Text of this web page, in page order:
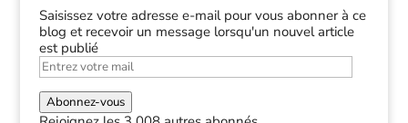
Saisissez votre adresse e-mail pour vous abonner à ce
blog et recevoir un message lorsqu'un nouvel article
est publié
Entrez
votre
mail
Abonnez-vous